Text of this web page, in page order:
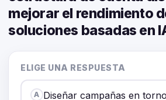
mejorar el rendimiento
soluciones basadas en
ELIGE UNA RESPUESTA
A Diseñar campañas en